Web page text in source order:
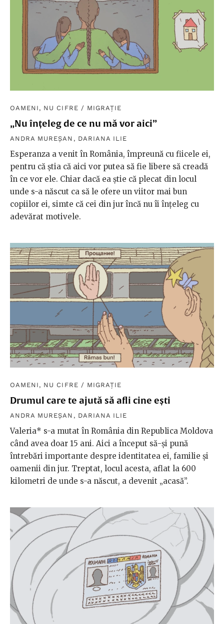
OAMENI, NU CIFRE / MIGRAȚIE
„Nu înțeleg de ce nu mă vor aici”
ANDRA MUREȘAN , DARIANA ILIE
Esperanza a venit în România, împreună cu fiicele ei,
pentru că știa că aici vor putea să fie libere să creadă
în ce vor ele. Chiar dacă ea știe că plecat din locul
unde s-a născut ca să le ofere un viitor mai bun
copiilor ei, simte că cei din jur încă nu îi înțeleg cu
adevărat motivele.
OAMENI, NU CIFRE / MIGRAȚIE
Drumul care te ajută să afli cine ești
ANDRA MUREȘAN , DARIANA ILIE
Valeria* s-a mutat în România din Republica Moldova
când avea doar 15 ani. Aici a început să-și pună
întrebări importante despre identitatea ei, familie și
oamenii din jur. Treptat, locul acesta, aflat la 600
kilometri de unde s-a născut, a devenit „acasă”.